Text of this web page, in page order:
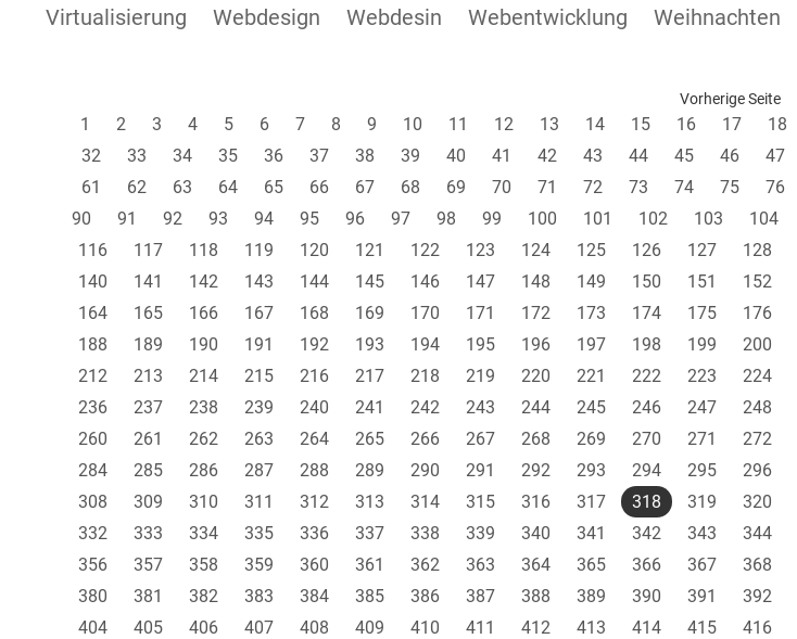
Virtualisierung
Webdesign Webdesin Webentwicklung Weihnachten
Vorherige Seite
1 2 3 4 5 6 7 8 9 10 11 12 13 14 15 16 17 18
32
33 34 35 36 37 38 39 40 41 42 43 44 45 46 47
61
62 63 64 65 66 67 68 69 70 71 72 73 74 75 76
90
91 92 93 94 95 96 97 98 99 100 101 102 103 104
116
117 118 119 120 121 122 123 124 125 126 127 128
140
141 142 143 144 145 146 147 148 149 150 151 152
164
165 166 167 168 169 170 171 172 173 174 175 176
188
189 190 191 192 193 194 195 196 197 198 199 200
212
213 214 215 216 217 218 219 220 221 222 223 224
236
237 238 239 240 241 242 243 244 245 246 247 248
260
261 262 263 264 265 266 267 268 269 270 271 272
284
285 286 287 288 289 290 291 292 293 294 295 296
308
309 310 311 312 313 314 315 316 317 318 319 320
332
333 334 335 336 337 338 339 340 341 342 343 344
356
357 358 359 360 361 362 363 364 365 366 367 368
380
381 382 383 384 385 386 387 388 389 390 391 392
404
405 406 407 408 409 410 411 412 413 414 415 416